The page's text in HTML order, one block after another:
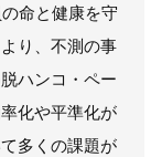
命と健康を守
り、不測の事
ハンコ・ペー
化や平準化が
多くの課題が